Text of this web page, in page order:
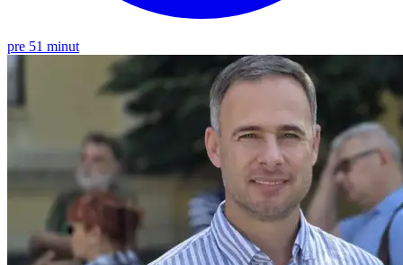
pre 51 minut